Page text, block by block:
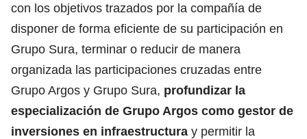
con los objetivos trazados por la compañía de
disponer de forma eficiente de su participación en
Grupo Sura, terminar o reducir de manera
organizada las participaciones cruzadas entre
Grupo Argos y Grupo Sura, profundizar la
especialización de Grupo Argos como gestor de
inversiones en infraestructura y permitir la